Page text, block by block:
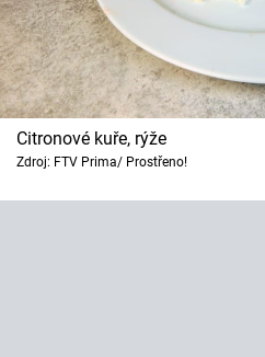
Citronové kuře, rýže
Zdroj: FTV Prima/ Prostřeno!